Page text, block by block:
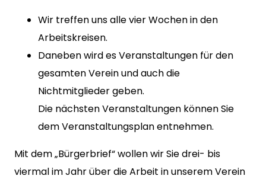
Wir treffen uns alle vier Wochen in den
Arbeitskreisen.
Daneben wird es Veranstaltungen für den
gesamten Verein und auch die
Nichtmitglieder geben.
Die nächsten Veranstaltungen können Sie
dem Veranstaltungsplan entnehmen.
Mit dem „Bürgerbrief“ wollen wir Sie drei- bis
viermal im Jahr über die Arbeit in unserem Verein